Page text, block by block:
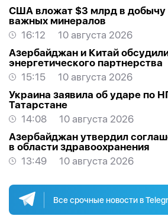
США вложат $3 млрд в добычу
важных минералов
16:12
10 августа 2026
Азербайджан и Китай
энергетического партнерства
15:15
10 августа 2026
Украина заявила об ударе по
Татарстане
14:08
10 августа 2026
Азербайджан утвердил
в области здравоохранения
13:49
10 августа 2026
Все срочные новости в